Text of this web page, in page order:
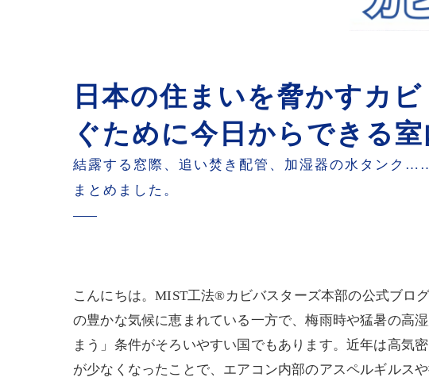
日本の住まいを脅かすカ
ぐために今日からできる
結露する窓際、追い焚き配管、加湿器の水タンク
まとめました。
こんにちは。MIST工法®カビバスターズ本部の公式ブロ
の豊かな気候に恵まれている一方で、梅雨時や猛暑の高
まう」条件がそろいやすい国でもあります。近年は高気
が少なくなったことで、エアコン内部のアスペルギルス